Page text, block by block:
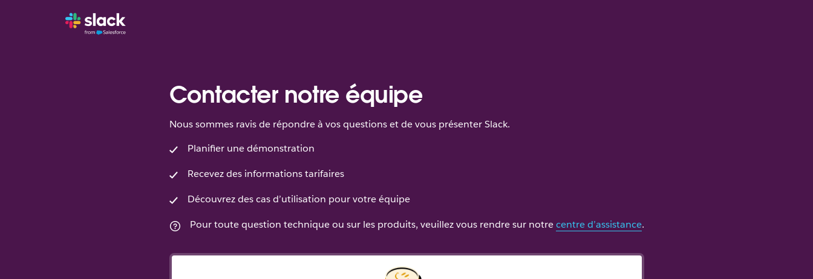
Contacter notre équipe
Nous sommes ravis de répondre à vos questions et de vous présenter Slack.
Planifier une démonstration
Recevez des informations tarifaires
Découvrez des cas d’utilisation pour votre équipe
Pour toute question technique ou sur les produits, veuillez vous rendre sur notrecentre d’assistance.